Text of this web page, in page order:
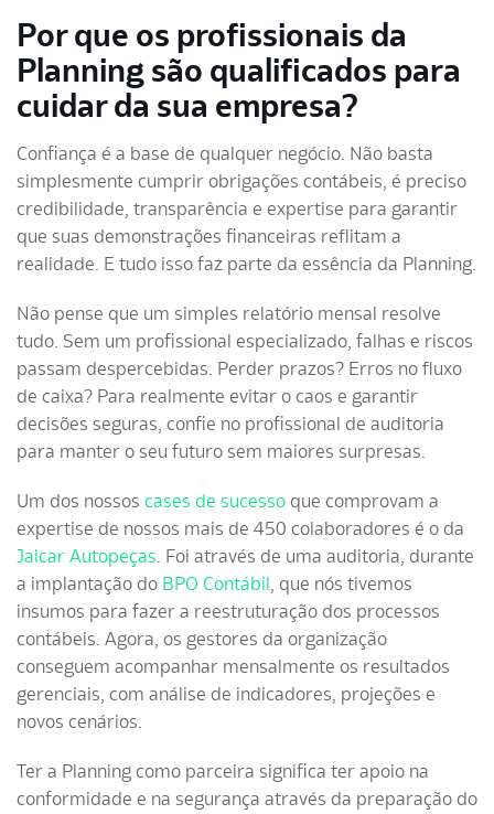
Por que os profissionais da
Planning são qualificados para
cuidar da sua empresa?
Confiança é a base de qualquer negócio. Não basta
simplesmente cumprir obrigações contábeis, é preciso
credibilidade, transparência e expertise para garantir
que suas demonstrações financeiras reflitam a
realidade. E tudo isso faz parte da essência da Planning.
Não pense que um simples relatório mensal resolve
tudo. Sem um profissional especializado, falhas e riscos
passam despercebidas. Perder prazos? Erros no fluxo
de caixa? Para realmente evitar o caos e garantir
decisões seguras, confie no profissional de auditoria
para manter o seu futuro sem maiores surpresas.
Um dos nossos cases de sucesso que comprovam a
expertise de nossos mais de 450 colaboradores é o da
Jaicar Autopeças. Foi através de uma auditoria, durante
a implantação do BPO Contábil, que nós tivemos
insumos para fazer a reestruturação dos processos
contábeis. Agora, os gestores da organização
conseguem acompanhar mensalmente os resultados
gerenciais, com análise de indicadores, projeções e
novos cenários.
Ter a Planning como parceira significa ter apoio na
conformidade e na segurança através da preparação do